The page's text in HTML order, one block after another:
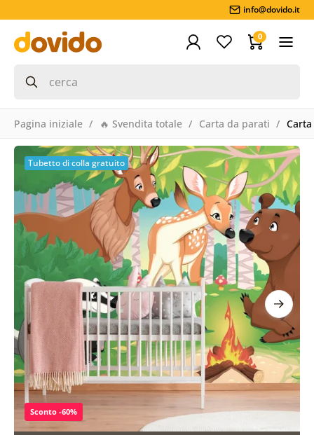
info@dovido.it
0
Pagina iniziale 🔥 Svendita totale Carta da parati
Sconto -60%
Tubetto di colla gratuito